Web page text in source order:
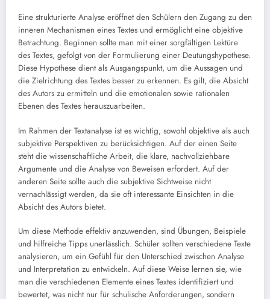
Eine strukturierte Analyse eröffnet den Schülern den Zugang zu den
inneren Mechanismen eines Textes und ermöglicht eine objektive
Betrachtung. Beginnen sollte man mit einer sorgfältigen Lektüre
des Textes, gefolgt von der Formulierung einer Deutungshypothese.
Diese Hypothese dient als Ausgangspunkt, um die Aussagen und
die Zielrichtung des Textes besser zu erkennen. Es gilt, die Absicht
des Autors zu ermitteln und die emotionalen sowie rationalen
Ebenen des Textes herauszuarbeiten.
Im Rahmen der Textanalyse ist es wichtig, sowohl objektive als auch
subjektive Perspektiven zu berücksichtigen. Auf der einen Seite
steht die wissenschaftliche Arbeit, die klare, nachvollziehbare
Argumente und die Analyse von Beweisen erfordert. Auf der
anderen Seite sollte auch die subjektive Sichtweise nicht
vernachlässigt werden, da sie oft interessante Einsichten in die
Absicht des Autors bietet.
Um diese Methode effektiv anzuwenden, sind Übungen, Beispiele
und hilfreiche Tipps unerlässlich. Schüler sollten verschiedene Texte
analysieren, um ein Gefühl für den Unterschied zwischen Analyse
und Interpretation zu entwickeln. Auf diese Weise lernen sie, wie
man die verschiedenen Elemente eines Textes identifiziert und
bewertet, was nicht nur für schulische Anforderungen, sondern